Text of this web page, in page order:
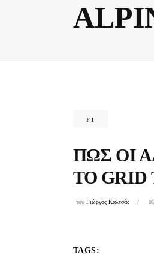
F1
ΠΏΣ ΟΙ
ΤΟ GRID
του Γιώργος Καλτσάς
TAGS: